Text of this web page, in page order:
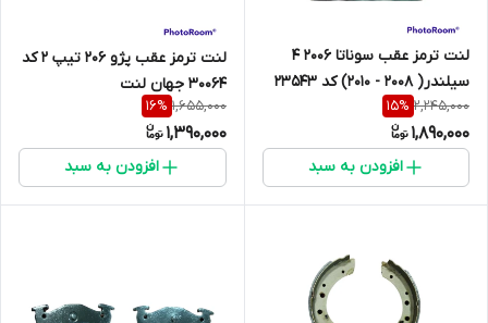
لنت ترمز عقب سوناتا 2006 4
سیلندر( 2008 - 2010) کد 23543
جهان لنت
2,245,000
15%
1,890,000
افزودن به سبد
لنت ترمز عقب پژو 206 تیپ 2 کد
30064 جهان لنت
1,655,000
16%
1,390,000
افزودن به سبد